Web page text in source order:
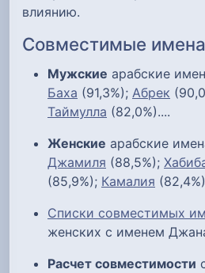
влиянию.
Совместимые имена
Мужские арабские
Баха (91,3%); Абрек
Таймулла (82,0%)....
Женские арабские
Джамиля (88,5%);
(85,9%); Камалия
Списки совместимых
женских с именем
Расчет совместимости